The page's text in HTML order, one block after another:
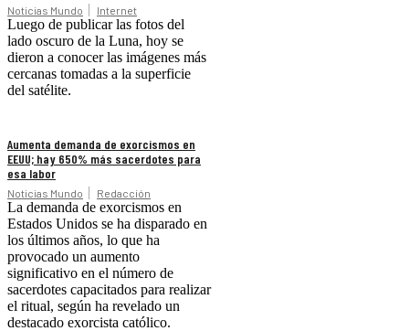
Noticias Mundo Internet
Luego de publicar las fotos del
lado oscuro de la Luna, hoy se
dieron a conocer las imágenes más
cercanas tomadas a la superficie
del satélite.
Aumenta demanda de exorcismos en
EEUU; hay 650% más sacerdotes para
esa labor
Noticias Mundo Redacción
La demanda de exorcismos en
Estados Unidos se ha disparado en
los últimos años, lo que ha
provocado un aumento
significativo en el número de
sacerdotes capacitados para realizar
el ritual, según ha revelado un
destacado exorcista católico.